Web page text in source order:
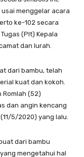
usai menggelar acara
ke-102 secara
(Plt) Kepala
dan lurah.
dari bambu, telah
kuat dan kokoh.
Romlah (52)
dan angin kencang
5/2020) yang lalu.
dari bambu
mengetahui hal